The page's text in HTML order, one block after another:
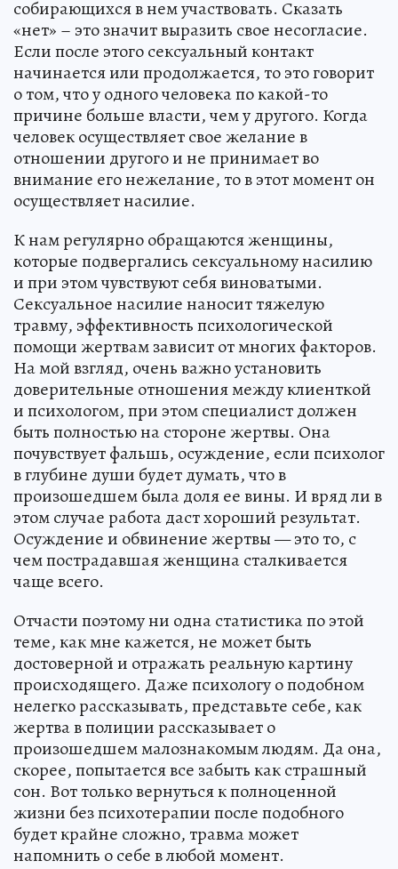
собирающихся в нем участвовать. Сказать
«нет» – это значит выразить свое несогласие.
Если после этого сексуальный контакт
начинается или продолжается, то это говорит
о том, что у одного человека по какой-то
причине больше власти, чем у другого. Когда
человек осуществляет свое желание в
отношении другого и не принимает во
внимание его нежелание, то в этот момент он
осуществляет насилие.
К нам регулярно обращаются женщины,
которые подвергались сексуальному насилию
и при этом чувствуют себя виноватыми.
Сексуальное насилие наносит тяжелую
травму, эффективность психологической
помощи жертвам зависит от многих факторов.
На мой взгляд, очень важно установить
доверительные отношения между клиенткой
и психологом, при этом специалист должен
быть полностью на стороне жертвы. Она
почувствует фальшь, осуждение, если психолог
в глубине души будет думать, что в
произошедшем была доля ее вины. И вряд ли в
этом случае работа даст хороший результат.
Осуждение и обвинение жертвы — это то, с
чем пострадавшая женщина сталкивается
чаще всего.
Отчасти поэтому ни одна статистика по этой
теме, как мне кажется, не может быть
достоверной и отражать реальную картину
происходящего. Даже психологу о подобном
нелегко рассказывать, представьте себе, как
жертва в полиции рассказывает о
произошедшем малознакомым людям. Да она,
скорее, попытается все забыть как страшный
сон. Вот только вернуться к полноценной
жизни без психотерапии после подобного
будет крайне сложно, травма может
напомнить о себе в любой момент.